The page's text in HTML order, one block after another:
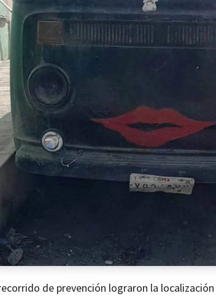
de prevención lograron la